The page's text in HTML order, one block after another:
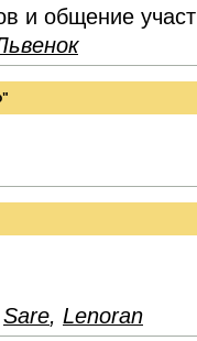
и общение
Sare, Lenoran